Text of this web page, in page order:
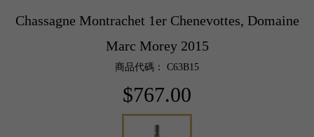
Chassagne Montrachet 1er Chenevottes, Domaine
Marc Morey 2015
商品代碼： C63B15
$767.00